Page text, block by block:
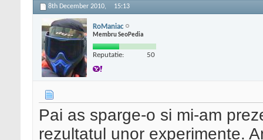
8th December 2010, 15:13
RoManiac
Membru SeoPedia
Reputatie: 50
Pai as sparge-o si mi-am
rezultatul unor experimente.